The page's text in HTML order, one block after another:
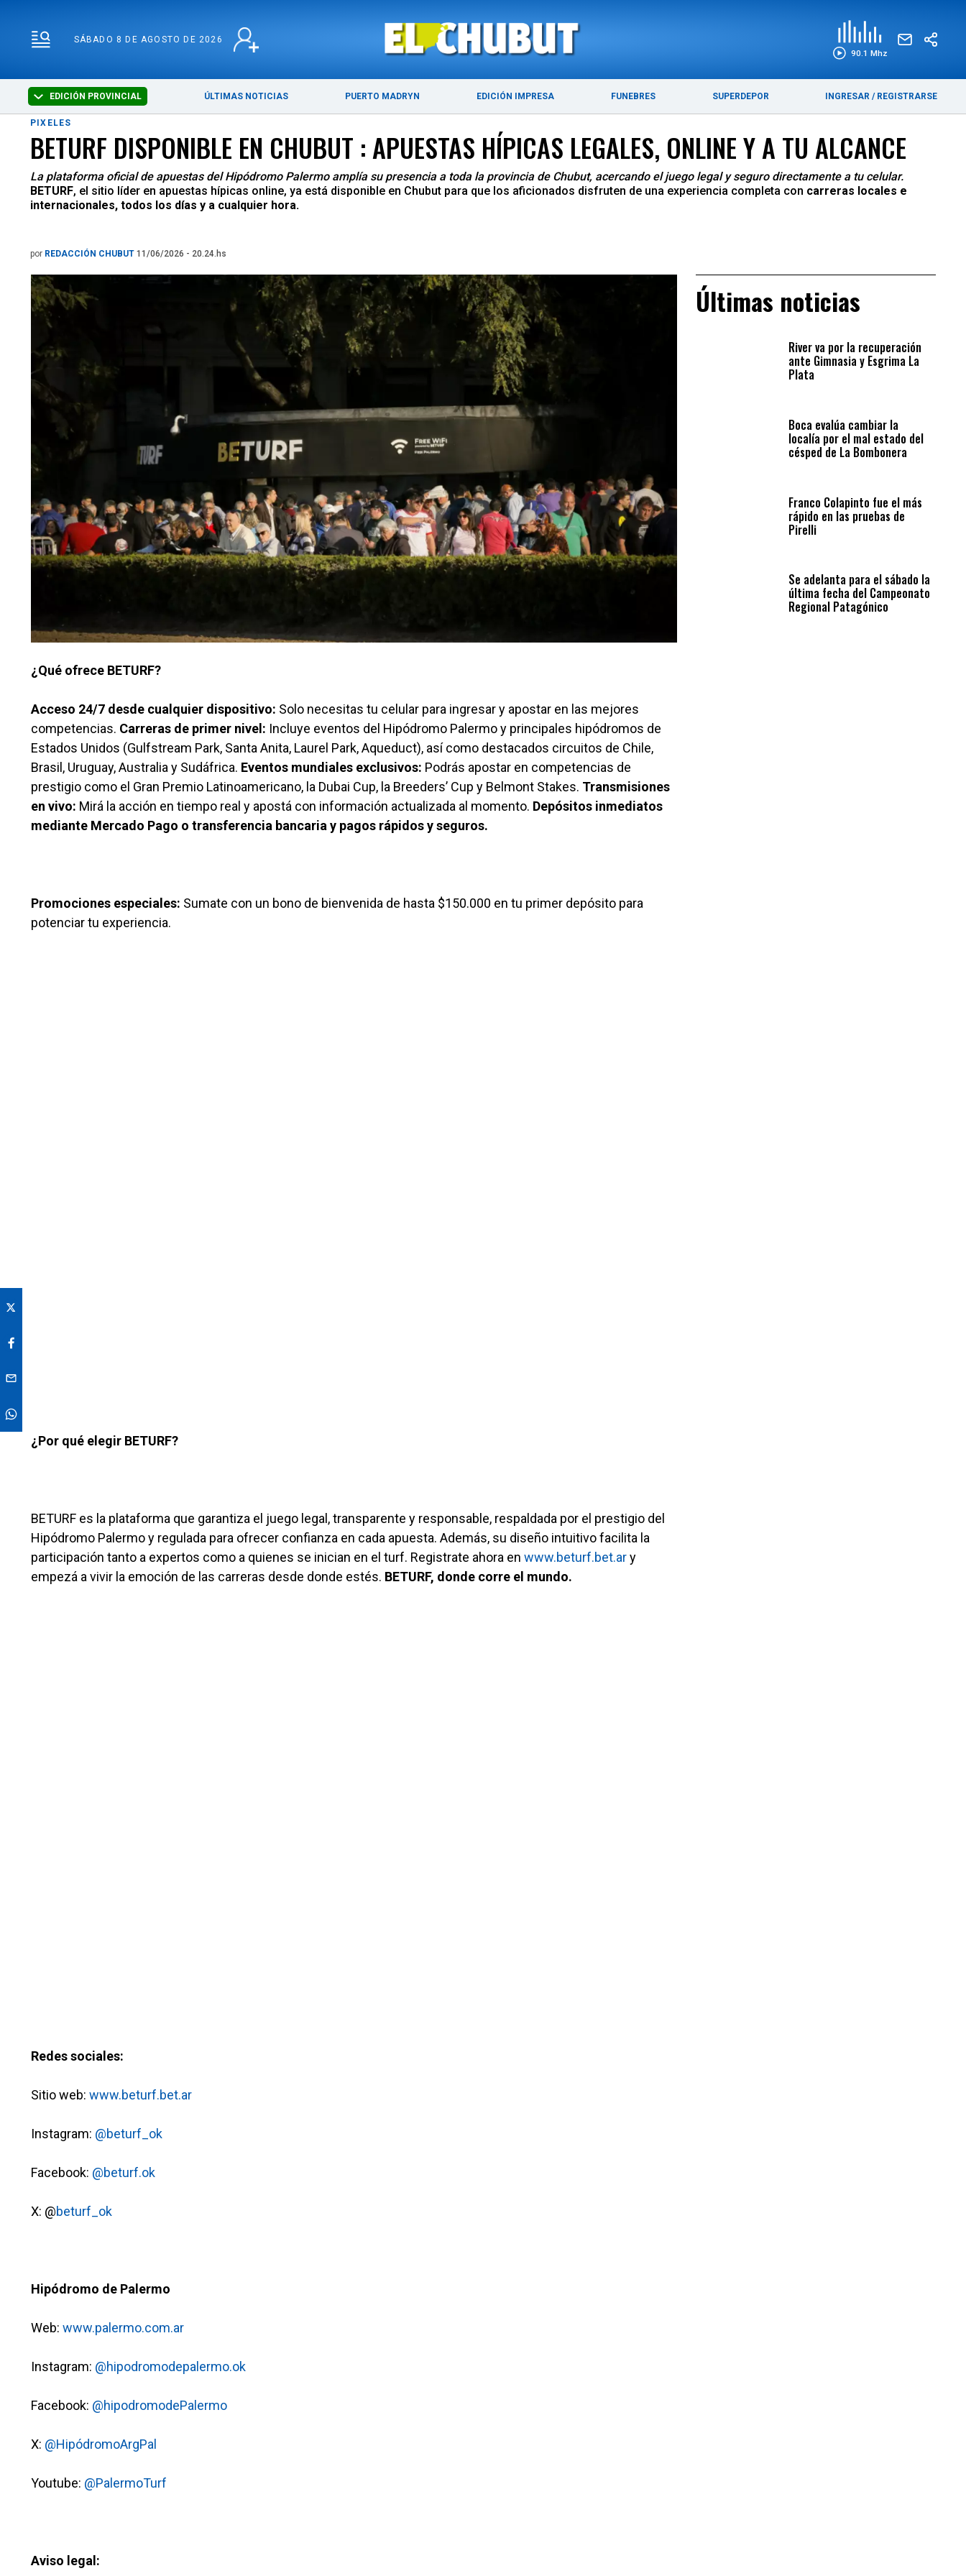
SÁBADO 8 DE AGOSTO DE 2026
90.1 Mhz
EDICIÓN PROVINCIAL ÚLTIMAS NOTICIAS PUERTO MADRYN EDICIÓN IMPRESA FUNEBRES SUPERDEPOR INGRESAR / REGISTRARSE
SÁBADO 8 DE AGOSTO DE 2026 ÚLTIMAS NOTICIAS PUERTO MADRYN
PIXELES
BETURF DISPONIBLE EN CHUBUT : APUESTAS HÍPICAS LEGALES, ONLINE Y A TU ALCANCE
La plataforma oficial de apuestas del Hipódromo Palermo amplía su presencia a toda la provincia de Chubut, acercando el juego legal y seguro directamente a tu celular.
BETURF, el sitio líder en apuestas hípicas online, ya está disponible en Chubut para que los aficionados disfruten de una experiencia completa con carreras locales e
internacionales, todos los días y a cualquier hora.
por REDACCIÓN CHUBUT 11/06/2026 - 20.24.hs
¿Qué ofrece BETURF?
Acceso 24/7 desde cualquier dispositivo: Solo necesitas tu celular para ingresar y apostar en las mejores
competencias. Carreras de primer nivel: Incluye eventos del Hipódromo Palermo y principales hipódromos de
Estados Unidos (Gulfstream Park, Santa Anita, Laurel Park, Aqueduct), así como destacados circuitos de Chile,
Brasil, Uruguay, Australia y Sudáfrica. Eventos mundiales exclusivos: Podrás apostar en competencias de
prestigio como el Gran Premio Latinoamericano, la Dubai Cup, la Breeders’ Cup y Belmont Stakes. Transmisiones
en vivo: Mirá la acción en tiempo real y apostá con información actualizada al momento. Depósitos inmediatos
mediante Mercado Pago o transferencia bancaria y pagos rápidos y seguros.
Promociones especiales: Sumate con un bono de bienvenida de hasta $150.000 en tu primer depósito para
potenciar tu experiencia.
¿Por qué elegir BETURF?
BETURF es la plataforma que garantiza el juego legal, transparente y responsable, respaldada por el prestigio del
Hipódromo Palermo y regulada para ofrecer confianza en cada apuesta. Además, su diseño intuitivo facilita la
participación tanto a expertos como a quienes se inician en el turf. Registrate ahora en www.beturf.bet.ary
empezá a vivir la emoción de las carreras desde donde estés. BETURF, donde corre el mundo.
Redes sociales:
Sitio web: www.beturf.bet.ar
Instagram: @beturf_ok
Facebook: @beturf.ok
X: @beturf_ok
Hipódromo de Palermo
Web: www.palermo.com.ar
Instagram: @hipodromodepalermo.ok
Facebook: @hipodromodePalermo
X: @HipódromoArgPal
Youtube: @PalermoTurf
Aviso legal:
Últimas noticias
River va por la recuperación
ante Gimnasia y Esgrima La
Plata
Boca evalúa cambiar la
localía por el mal estado del
césped de La Bombonera
Franco Colapinto fue el más
rápido en las pruebas de
Pirelli
Se adelanta para el sábado la
última fecha del Campeonato
Regional Patagónico